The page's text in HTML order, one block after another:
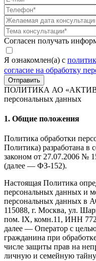
Согласен получать
Я ознакомлен(а) с
согласие на обработку
Отправить
ПОЛИТИКА АО
персональных данных
1. Общие положения
Политика обработки
Политика) разработана в
законом от 27.07.2006 №
(далее — ФЗ-152).
Настоящая Политика
персональных данных и
персональных данных в
115088, г. Москва, ул.
пом. IX, комн.11, ИНН
далее — Оператор с
гражданина при
числе защиты прав на
личную и семейную